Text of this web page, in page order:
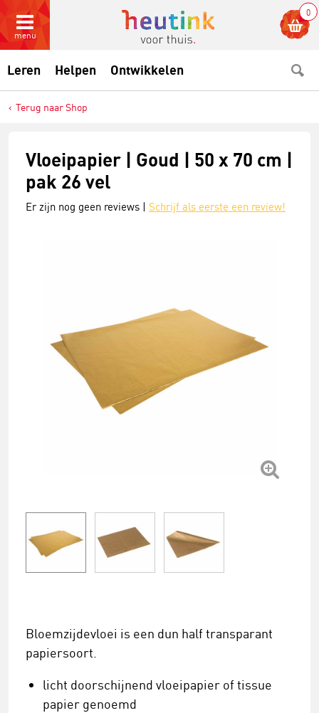
menu
0
Leren Helpen Ontwikkelen
Terug naar Shop
Vloeipapier | Goud | 50 x 70 cm |
pak 26 vel
Er zijn nog geen reviews | Schrijf als eerste een review!
Bloemzijdevloei is een dun half transparant
papiersoort.
licht doorschijnend vloeipapier of tissue
papier genoemd